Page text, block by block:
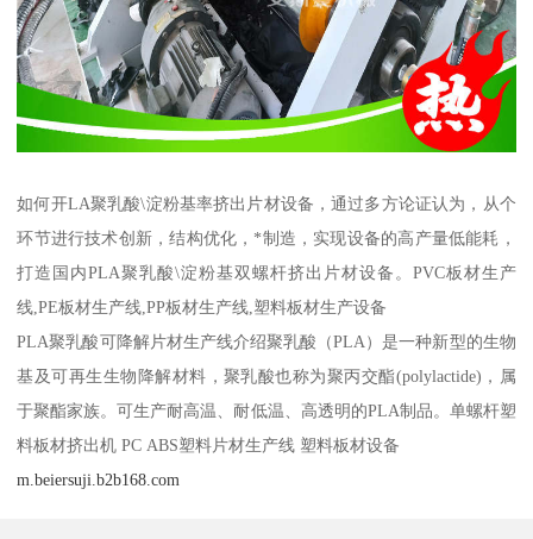
如何开LA聚乳酸\淀粉基率挤出片材设备，通过多方论证认为，从个
环节进行技术创新，结构优化，*制造，实现设备的高产量低能耗，
打造国内PLA聚乳酸\淀粉基双螺杆挤出片材设备。PVC板材生产
线,PE板材生产线,PP板材生产线,塑料板材生产设备
PLA聚乳酸可降解片材生产线介绍聚乳酸（PLA）是一种新型的生物
基及可再生生物降解材料，聚乳酸也称为聚丙交酯(polylactide)，属
于聚酯家族。可生产耐高温、耐低温、高透明的PLA制品。单螺杆塑
料板材挤出机 PC ABS塑料片材生产线 塑料板材设备
m.beiersuji.b2b168.com